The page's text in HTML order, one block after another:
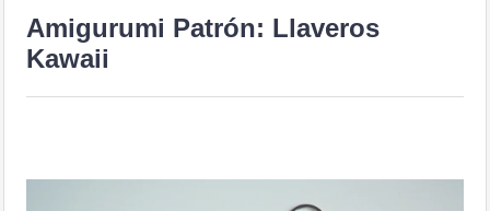
Amigurumi Patrón: Llaveros
Kawaii